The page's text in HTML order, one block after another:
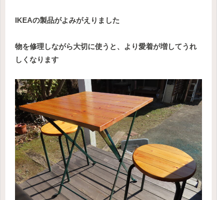
IKEAの製品がよみがえりました
物を修理しながら大切に使うと、より愛着が増してうれ
しくなります